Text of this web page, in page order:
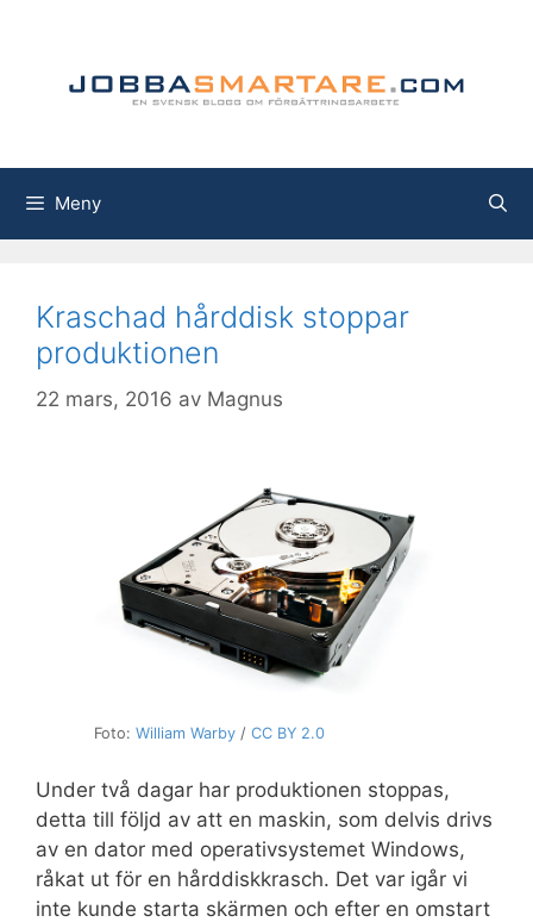
Meny
Kraschad hårddisk stoppar
produktionen
22 mars, 2016 av Magnus
Foto: William Warby / CC BY 2.0
Under två dagar har produktionen stoppas,
detta till följd av att en maskin, som delvis drivs
av en dator med operativsystemet Windows,
råkat ut för en hårddiskkrasch. Det var igår vi
inte kunde starta skärmen och efter en omstart